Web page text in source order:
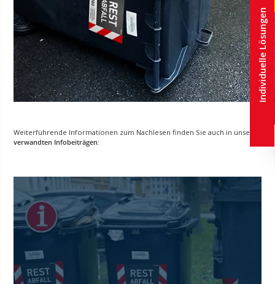
Weiterführende Informationen zum Nachlesen finden Sie auch in unseren
verwandten Infobeiträgen:
Individuelle Lösungen